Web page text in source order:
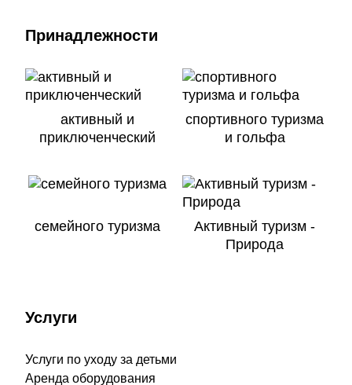
Принадлежности
активный и
приключенческий
спортивного туризма
и гольфа
семейного туризма
Активный туризм -
Природа
Услуги
Услуги по уходу за детьми
Аренда оборудования